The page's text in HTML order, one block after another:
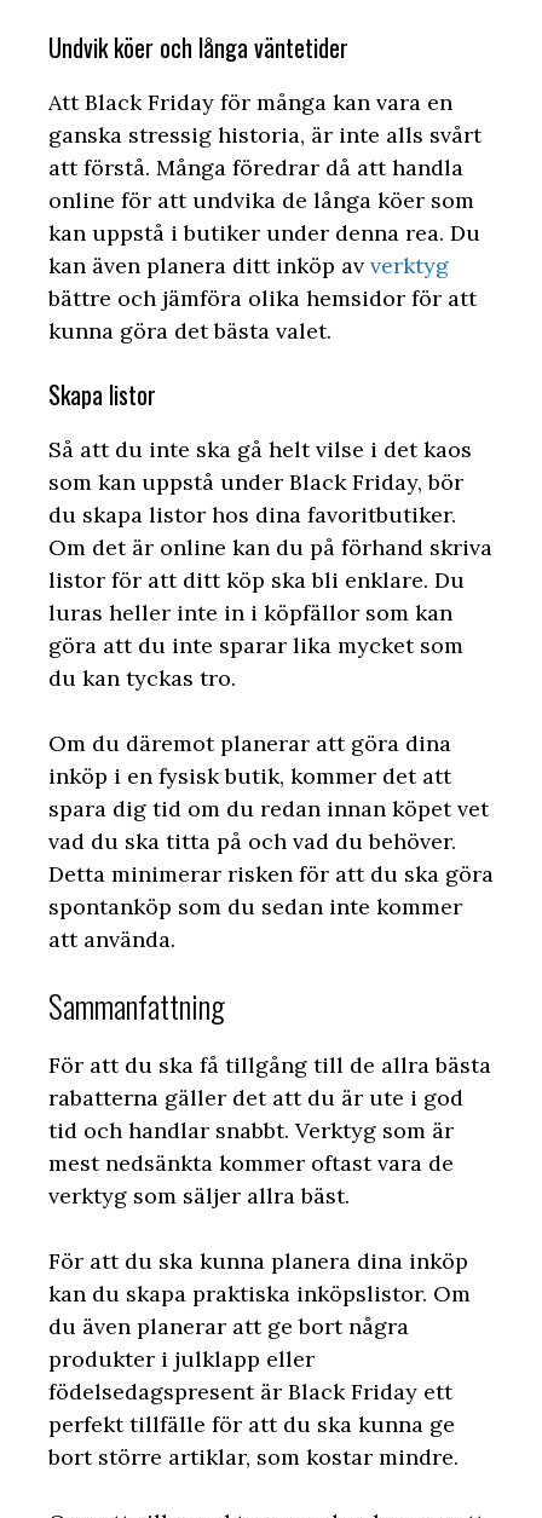
Undvik köer och långa väntetider
Att Black Friday för många kan vara en
ganska stressig historia, är inte alls svårt
att förstå. Många föredrar då att handla
online för att undvika de långa köer som
kan uppstå i butiker under denna rea. Du
kan även planera ditt inköp av verktyg
bättre och jämföra olika hemsidor för att
kunna göra det bästa valet.
Skapa listor
Så att du inte ska gå helt vilse i det kaos
som kan uppstå under Black Friday, bör
du skapa listor hos dina favoritbutiker.
Om det är online kan du på förhand skriva
listor för att ditt köp ska bli enklare. Du
luras heller inte in i köpfällor som kan
göra att du inte sparar lika mycket som
du kan tyckas tro.
Om du däremot planerar att göra dina
inköp i en fysisk butik, kommer det att
spara dig tid om du redan innan köpet vet
vad du ska titta på och vad du behöver.
Detta minimerar risken för att du ska göra
spontanköp som du sedan inte kommer
att använda.
Sammanfattning
För att du ska få tillgång till de allra bästa
rabatterna gäller det att du är ute i god
tid och handlar snabbt. Verktyg som är
mest nedsänkta kommer oftast vara de
verktyg som säljer allra bäst.
För att du ska kunna planera dina inköp
kan du skapa praktiska inköpslistor. Om
du även planerar att ge bort några
produkter i julklapp eller
födelsedagspresent är Black Friday ett
perfekt tillfälle för att du ska kunna ge
bort större artiklar, som kostar mindre.